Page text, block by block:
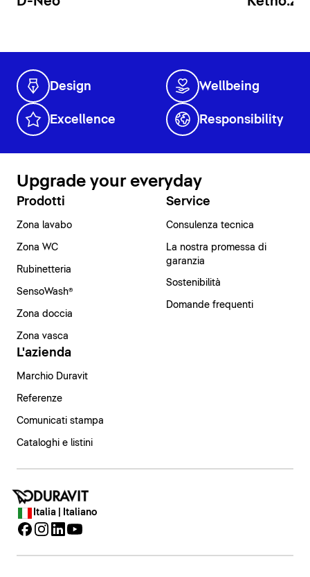
Design Wellbeing
Excellence Responsibility
Upgrade your everyday
Prodotti
Zona lavabo
Zona WC
Rubinetteria
SensoWash®
Zona doccia
Zona vasca
Service
Consulenza tecnica
La nostra promessa di
garanzia
Sostenibilità
Domande frequenti
L'azienda
Marchio Duravit
Referenze
Comunicati stampa
Cataloghi e listini
Italia | Italiano